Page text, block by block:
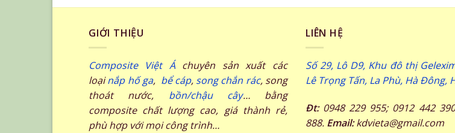
GIỚI THIỆU
Composite Việt Á chuyên sản xuất các
loạinắp hố ga, bể cáp, song chắn rác, song
thoát nước, bồn/chậu cây… bằng
composite chất lượng cao, giá thành rẻ,
phù hợp với mọi công trình…
LIÊN HỆ
Số 29, Lô D9, Khu đô thị
Lê Trọng Tấn, La Phù, Hà Đông,
Đt:0948 229 955; 0912 442
888. Email:kdvieta@gmail.com